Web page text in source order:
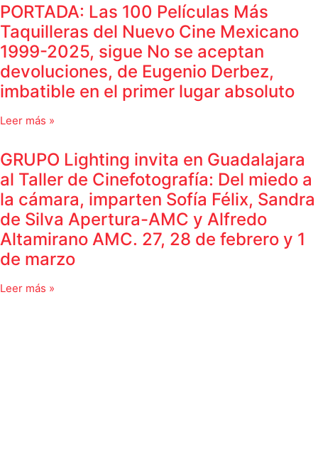
PORTADA: Las 100 Películas Más
Taquilleras del Nuevo Cine Mexicano
1999-2025, sigue No se aceptan
devoluciones, de Eugenio Derbez,
imbatible en el primer lugar absoluto
Leer más »
GRUPO Lighting invita en Guadalajara
al Taller de Cinefotografía: Del miedo a
la cámara, imparten Sofía Félix, Sandra
de Silva Apertura-AMC y Alfredo
Altamirano AMC. 27, 28 de febrero y 1
de marzo
Leer más »